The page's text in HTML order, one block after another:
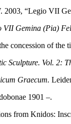
“Legio VII
VII Gemina (Pia)
concession of
Sculpture. Vol. 2:
Graecum.
1901 –.
from Knidos: